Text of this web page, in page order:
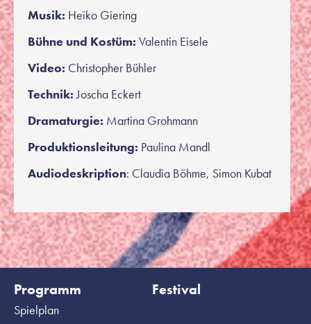
Musik: Heiko Giering
Bühne und Kostüm: Valentin Eisele
Video: Christopher Bühler
Technik:Joscha Eckert
Dramaturgie: Martina Grohmann
Produktionsleitung: Paulina Mandl
Audiodeskription: Claudia Böhme, Simon Kubat
Programm
Spielplan
Festival